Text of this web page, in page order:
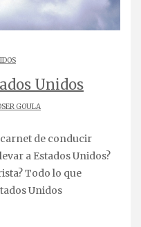
Unidos
GOULA
a Estados Unidos?
Todo lo que
Unidos